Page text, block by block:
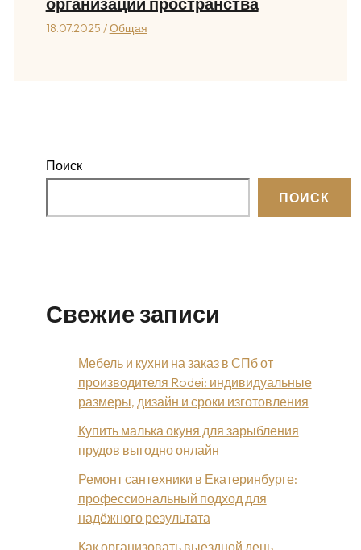
18.07.2025 /Общая
Поиск
ПОИСК
Свежие записи
Мебель и кухни на заказ в СПб от
производителя Rodei: индивидуальные
размеры, дизайн и сроки изготовления
Купить малька окуня для зарыбления
прудов выгодно онлайн
Ремонт сантехники в Екатеринбурге:
профессиональный подход для
надёжного результата